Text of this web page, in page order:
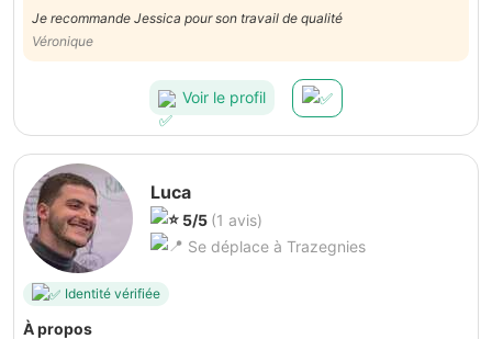
Je recommande Jessica pour son travail de qualité
Véronique
Voir le profil
Luca
5/5 (1 avis)
Se déplace à Trazegnies
Identité vérifiée
À propos